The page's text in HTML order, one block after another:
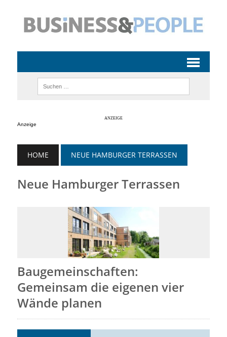
Anzeige
HOME NEUE HAMBURGER TERRASSEN
Neue Hamburger Terrassen
Baugemeinschaften:
Gemeinsam die eigenen vier
Wände planen